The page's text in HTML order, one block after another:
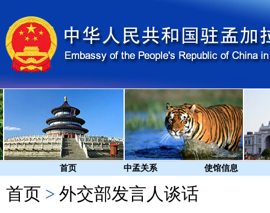
首页 中孟关系 使馆信息
首页 > 外交部发言人谈话